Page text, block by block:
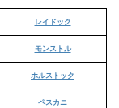
レイドック
モンストル
ホルストック
ペスカニ